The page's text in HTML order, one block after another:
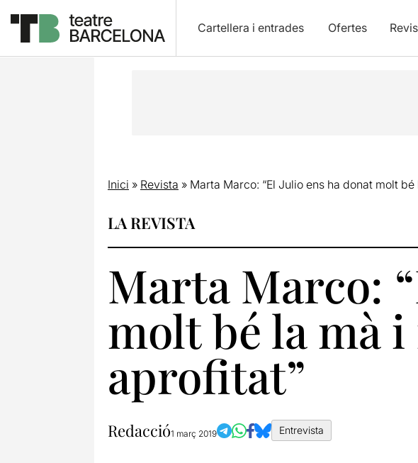
Cartellera i entrades Ofertes
Inici » Revista » Marta Marco: “El Julio ens ha donat molt
LA REVISTA
Marta Marco:
molt bé la mà
aprofitat”
Redacció1 març 2019 Entrevista